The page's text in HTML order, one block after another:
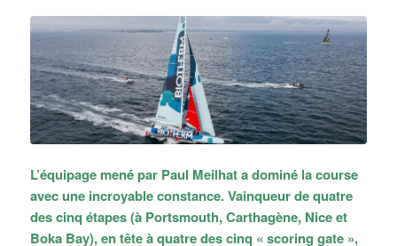
L’équipage mené par Paul Meilhat a dominé la course
avec une incroyable constance. Vainqueur de quatre
des cinq étapes (à Portsmouth, Carthagène, Nice et
Boka Bay), en tête à quatre des cinq « scoring gate »,